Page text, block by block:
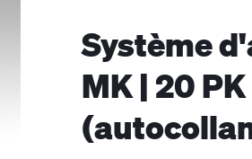
Système
MK | 20